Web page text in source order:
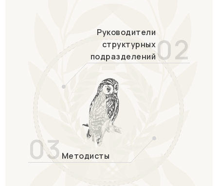
Руководители
структурных
подразделений02
03 Методисты